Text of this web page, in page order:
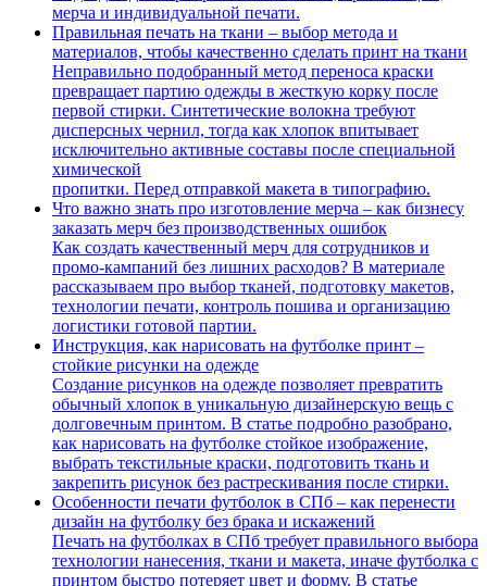
мерча и индивидуальной печати.
Правильная печать на ткани – выбор метода и
материалов, чтобы качественно сделать принт на ткани
Неправильно подобранный метод переноса краски
превращает партию одежды в жесткую корку после
первой стирки. Синтетические волокна требуют
дисперсных чернил, тогда как хлопок впитывает
исключительно активные составы после специальной
химической
пропитки. Перед отправкой макета в типографию.
Что важно знать про изготовление мерча – как бизнесу
заказать мерч без производственных ошибок
Как создать качественный мерч для сотрудников и
промо-кампаний без лишних расходов? В материале
рассказываем про выбор тканей, подготовку макетов,
технологии печати, контроль пошива и организацию
логистики готовой партии.
Инструкция, как нарисовать на футболке принт –
стойкие рисунки на одежде
Создание рисунков на одежде позволяет превратить
обычный хлопок в уникальную дизайнерскую вещь с
долговечным принтом. В статье подробно разобрано,
как нарисовать на футболке стойкое изображение,
выбрать текстильные краски, подготовить ткань и
закрепить рисунок без растрескивания после стирки.
Особенности печати футболок в СПб – как перенести
дизайн на футболку без брака и искажений
Печать на футболках в СПб требует правильного выбора
технологии нанесения, ткани и макета, иначе футболка с
принтом быстро потеряет цвет и форму. В статье